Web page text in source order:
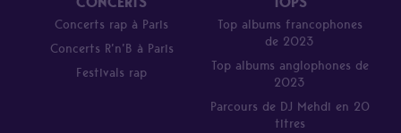
Concerts rap à Paris
Concerts R’n’B à Paris
Festivals rap
Top albums francophones
de 2023
Top albums anglophones de
2023
Parcours de DJ Mehdi en 20
titres